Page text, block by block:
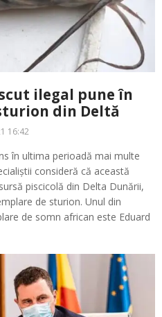
ilegal pune în
din Deltă
16:42
în ultima perioadă mai multe
consideră că această
piscicolă din Delta Dunării,
de sturion. Unul din
de somn african este Eduard